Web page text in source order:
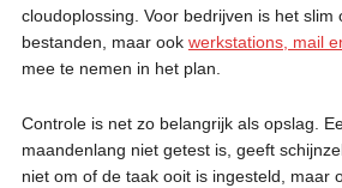
cloudoplossing. Voor bedrijven is het slim
bestanden, maar ook werkstations, mail
mee te nemen in het plan.
Controle is net zo belangrijk als opslag.
maandenlang niet getest is, geeft
niet om of de taak ooit is ingesteld, maar